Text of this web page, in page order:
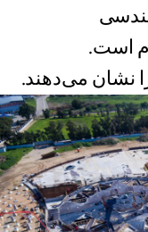
است.
نشان می‌دهند.